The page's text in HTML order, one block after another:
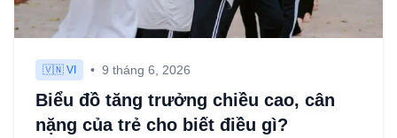
🇻🇳 VI • 9 tháng 6, 2026
Biểu đồ tăng trưởng chiều cao, cân
nặng của trẻ cho biết điều gì?